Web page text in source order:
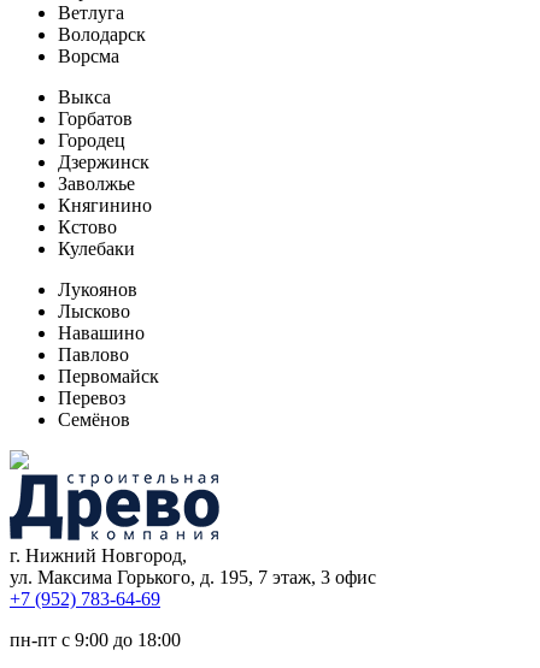
Ветлуга
Володарск
Ворсма
Выкса
Горбатов
Городец
Дзержинск
Заволжье
Княгинино
Кстово
Кулебаки
Лукоянов
Лысково
Навашино
Павлово
Первомайск
Перевоз
Семёнов
г. Нижний Новгород,
ул. Максима Горького, д. 195, 7 этаж, 3 офис
+7 (952) 783-64-69
пн-пт с 9:00 до 18:00